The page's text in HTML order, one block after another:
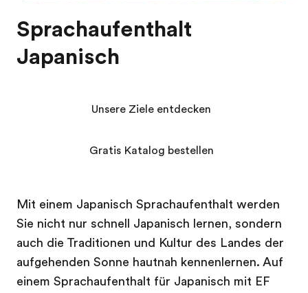
Sprachaufenthalt
Japanisch
Mit einem Japanisch Sprachaufenthalt werden
Sie nicht nur schnell Japanisch lernen, sondern
auch die Traditionen und Kultur des Landes der
aufgehenden Sonne hautnah kennenlernen. Auf
einem Sprachaufenthalt für Japanisch mit EF
Unsere Ziele entdecken
Gratis Katalog bestellen